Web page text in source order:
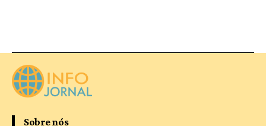
Sobre nós